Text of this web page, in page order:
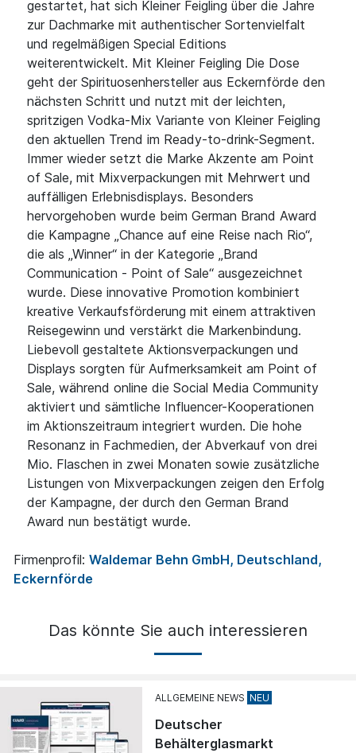
gestartet, hat sich Kleiner Feigling über die Jahre
zur Dachmarke mit authentischer Sortenvielfalt
und regelmäßigen Special Editions
weiterentwickelt. Mit Kleiner Feigling Die Dose
geht der Spirituosenhersteller aus Eckernförde den
nächsten Schritt und nutzt mit der leichten,
spritzigen Vodka-Mix Variante von Kleiner Feigling
den aktuellen Trend im Ready-to-drink-Segment.
Immer wieder setzt die Marke Akzente am Point
of Sale, mit Mixverpackungen mit Mehrwert und
auffälligen Erlebnisdisplays. Besonders
hervorgehoben wurde beim German Brand Award
die Kampagne „Chance auf eine Reise nach Rio“,
die als „Winner“ in der Kategorie „Brand
Communication - Point of Sale“ ausgezeichnet
wurde. Diese innovative Promotion kombiniert
kreative Verkaufsförderung mit einem attraktiven
Reisegewinn und verstärkt die Markenbindung.
Liebevoll gestaltete Aktionsverpackungen und
Displays sorgten für Aufmerksamkeit am Point of
Sale, während online die Social Media Community
aktiviert und sämtliche Influencer-Kooperationen
im Aktionszeitraum integriert wurden. Die hohe
Resonanz in Fachmedien, der Abverkauf von drei
Mio. Flaschen in zwei Monaten sowie zusätzliche
Listungen von Mixverpackungen zeigen den Erfolg
der Kampagne, der durch den German Brand
Award nun bestätigt wurde.
Firmenprofil: Waldemar Behn GmbH, Deutschland,
Eckernförde
Das könnte Sie auch interessieren
ALLGEMEINE NEWS
Deutscher
Behälterglasmarkt